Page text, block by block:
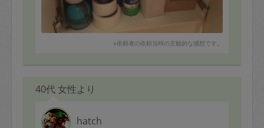
短時間でしたが部屋が綺麗になって嬉しく思います
またいつかお願いできたらなと思います
暑い中お越しいただきありがとうございました！
※依頼者の依頼当時の主観的な感想です。
40代 女性より
hatch